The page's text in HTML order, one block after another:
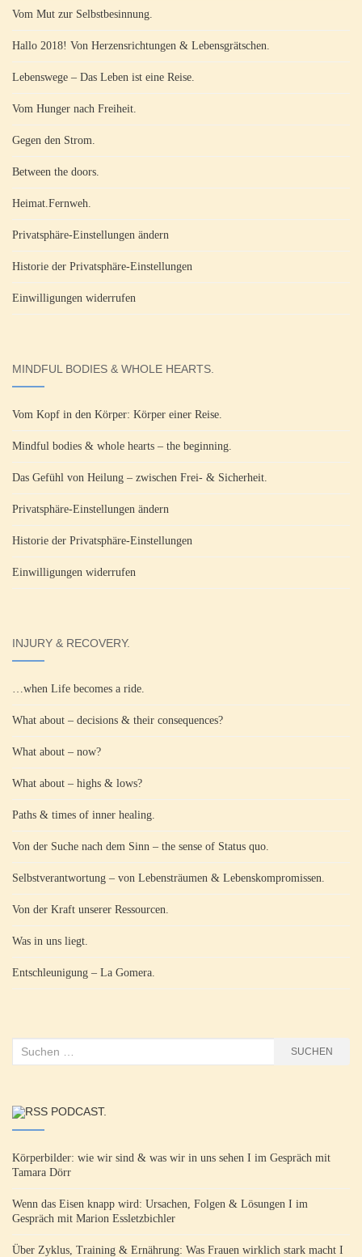
Vom Mut zur Selbstbesinnung.
Hallo 2018! Von Herzensrichtungen & Lebensgrätschen.
Lebenswege – Das Leben ist eine Reise.
Vom Hunger nach Freiheit.
Gegen den Strom.
Between the doors.
Heimat.Fernweh.
Privatsphäre-Einstellungen ändern
Historie der Privatsphäre-Einstellungen
Einwilligungen widerrufen
MINDFUL BODIES & WHOLE HEARTS.
Vom Kopf in den Körper: Körper einer Reise.
Mindful bodies & whole hearts – the beginning.
Das Gefühl von Heilung – zwischen Frei- & Sicherheit.
Privatsphäre-Einstellungen ändern
Historie der Privatsphäre-Einstellungen
Einwilligungen widerrufen
INJURY & RECOVERY.
…when Life becomes a ride.
What about – decisions & their consequences?
What about – now?
What about – highs & lows?
Paths & times of inner healing.
Von der Suche nach dem Sinn – the sense of Status quo.
Selbstverantwortung – von Lebensträumen & Lebenskompromissen.
Von der Kraft unserer Ressourcen.
Was in uns liegt.
Entschleunigung – La Gomera.
Suchen
SUCHEN
PODCAST.
Körperbilder: wie wir sind & was wir in uns sehen I im Gespräch mit
Tamara Dörr
Wenn das Eisen knapp wird: Ursachen, Folgen & Lösungen I im
Gespräch mit Marion Essletzbichler
Über Zyklus, Training & Ernährung: Was Frauen wirklich stark macht I